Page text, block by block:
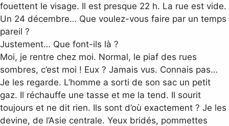
fouettent le visage. Il est presque 22 h. La rue est vide.
Un 24 décembre… Que voulez-vous faire par un temps
pareil ?
Justement… Que font-ils là ?
Moi, je rentre chez moi. Normal, le piaf des rues
sombres, c’est moi ! Eux ? Jamais vus. Connais pas…
Je les regarde. L’homme a sorti de son sac un petit
gaz. Il réchauffe une tasse et me la tend. Il sourit
toujours et ne dit rien. Ils sont d’où exactement ? Je les
devine, de l’Asie centrale. Yeux bridés, pommettes